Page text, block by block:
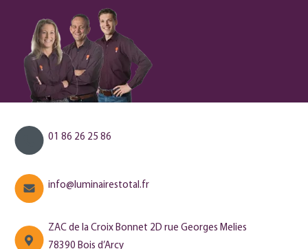
01 86 26 25 86
info@luminairestotal.fr
ZAC de la Croix Bonnet 2D rue Georges Melies
78390 Bois d’Arcy